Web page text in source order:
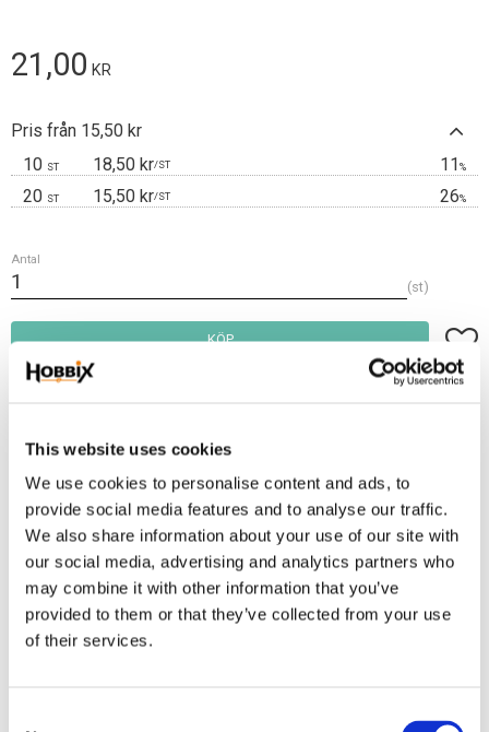
This website uses cookies
We use cookies to personalise content and ads, to
provide social media features and to analyse our traffic.
We also share information about your use of our site with
our social media, advertising and analytics partners who
may combine it with other information that you’ve
provided to them or that they’ve collected from your use
of their services.
21,00 KR
Pris från 15,50 kr
10 ST 18,50 kr/ST 11 %
20 ST 15,50 kr/ST 26%
Antal
st
KÖP Lägg
Lagerstatus
16 st i lager
Artikelnr
PHV-36
Pistolhake 65 mm. med en fyrkantig "ögla" som passar webbing upp till